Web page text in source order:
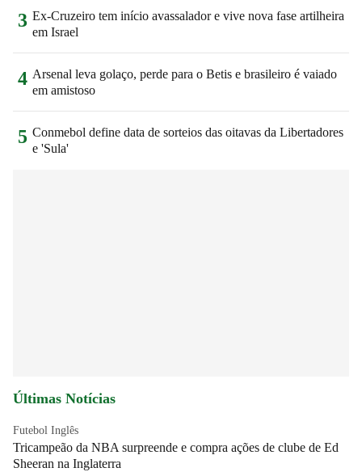
3 Ex-Cruzeiro tem início avassalador e vive nova fase artilheira
em Israel
4 Arsenal leva golaço, perde para o Betis e brasileiro é vaiado
em amistoso
5 Conmebol define data de sorteios das oitavas da Libertadores
e 'Sula'
Últimas Notícias
Futebol Inglês
Tricampeão da NBA surpreende e compra ações de clube de Ed
Sheeran na Inglaterra